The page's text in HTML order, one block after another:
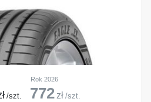
/szt.
Rok 2026
772 zł /szt.